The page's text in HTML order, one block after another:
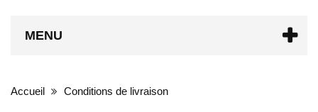
MENU
Accueil Conditions de livraison